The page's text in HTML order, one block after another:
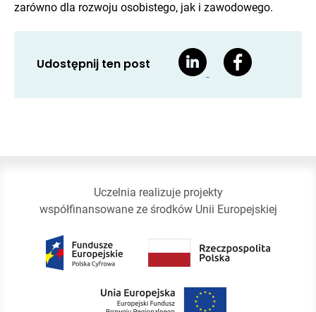
zarówno dla rozwoju osobistego, jak i zawodowego.
Udostępnij ten post
Uczelnia realizuje projekty
współfinansowane ze środków Unii Europejskiej